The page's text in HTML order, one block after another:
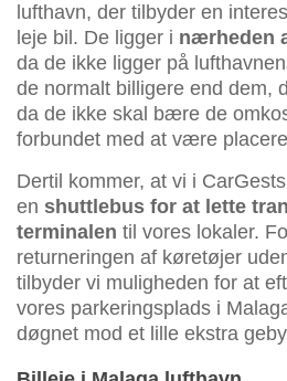
lufthavn, der tilbyder en
leje bil. De ligger i nærheden
da de ikke ligger på
de normalt billigere end dem,
da de ikke skal bære de
forbundet med at være
Dertil kommer, at vi i
en shuttlebus for at lette
terminalen til vores lokaler.
returneringen af køretøjer
tilbyder vi muligheden for at
vores parkeringsplads i
døgnet mod et lille ekstra